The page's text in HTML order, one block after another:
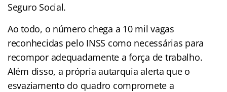
Seguro Social.
Ao todo, o número chega a 10 mil vagas
reconhecidas pelo INSS como necessárias para
recompor adequadamente a força de trabalho.
Além disso, a própria autarquia alerta que o
esvaziamento do quadro compromete a